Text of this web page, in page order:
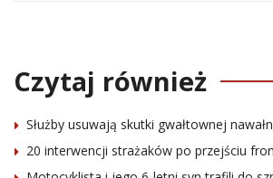
Czytaj również
Służby usuwają skutki gwałtownej
20 interwencji strażaków po przejściu